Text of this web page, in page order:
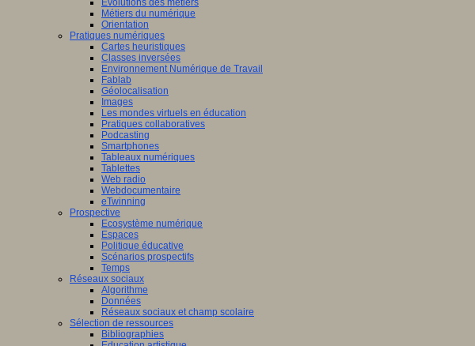
Evolutions des métiers
Métiers du numérique
Orientation
Pratiques numériques
Cartes heuristiques
Classes inversées
Environnement Numérique de Travail
Fablab
Géolocalisation
Images
Les mondes virtuels en éducation
Pratiques collaboratives
Podcasting
Smartphones
Tableaux numériques
Tablettes
Web radio
Webdocumentaire
eTwinning
Prospective
Ecosystème numérique
Espaces
Politique éducative
Scénarios prospectifs
Temps
Réseaux sociaux
Algorithme
Données
Réseaux sociaux et champ scolaire
Sélection de ressources
Bibliographies